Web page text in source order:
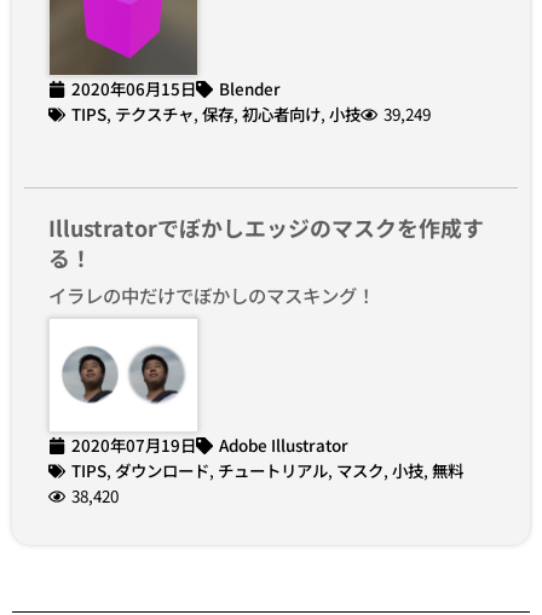
2020年06月15日
Blender
TIPS, テクスチャ, 保存, 初心者向け, 小技 39,249
Illustratorでぼかしエッジのマスクを作成す
る！
イラレの中だけでぼかしのマスキング！
2020年07月19日
Adobe Illustrator
TIPS, ダウンロード, チュートリアル, マスク, 小技, 無料
38,420